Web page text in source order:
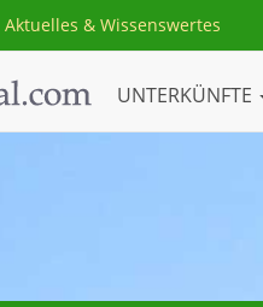
Aktuelles & Wissenswertes
UNTERKÜNFTE